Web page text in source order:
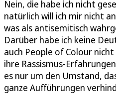
Nein, die habe ich nicht
natürlich will ich mir nicht
was als antisemitisch
Darüber habe ich keine
auch People of Colour
ihre Rassismus-
es nur um den Umstand,
ganze Aufführungen